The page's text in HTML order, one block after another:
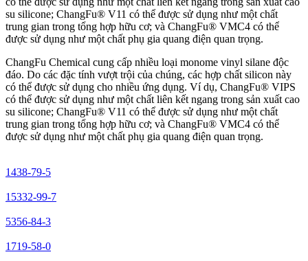
su silicone; ChangFu® V11 có thể được sử dụng như một chất
trung gian trong tổng hợp hữu cơ; và ChangFu® VMC4 có thể
được sử dụng như một chất phụ gia quang điện quan trọng.
ChangFu Chemical cung cấp nhiều loại monome vinyl silane độc
đáo. Do các đặc tính vượt trội của chúng, các hợp chất silicon này
có thể được sử dụng cho nhiều ứng dụng. Ví dụ, ChangFu® VIPS
có thể được sử dụng như một chất liên kết ngang trong sản xuất cao
su silicone; ChangFu® V11 có thể được sử dụng như một chất
trung gian trong tổng hợp hữu cơ; và ChangFu® VMC4 có thể
được sử dụng như một chất phụ gia quang điện quan trọng.
1438-79-5
15332-99-7
5356-84-3
1719-58-0